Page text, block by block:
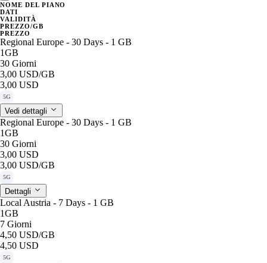
NOME DEL PIANO
DATI
VALIDITÀ
PREZZO/GB
PREZZO
Regional Europe - 30 Days - 1 GB
1GB
30 Giorni
3,00 USD/GB
3,00 USD
5G
Vedi dettagli
Regional Europe - 30 Days - 1 GB
1GB
30 Giorni
3,00 USD
3,00 USD/GB
5G
Dettagli
Local Austria - 7 Days - 1 GB
1GB
7 Giorni
4,50 USD/GB
4,50 USD
5G